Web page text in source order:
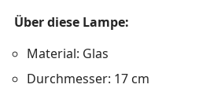
Über diese Lampe:
Material: Glas
Durchmesser: 17 cm